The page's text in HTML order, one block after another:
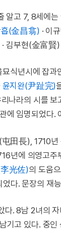
알고 7, 8세에
흡(金昌翕) · 이
김부현(金富賢
식년시에 잡과
윤지완(尹趾完)
나라의 시를 보
에 임명되었다
屯田長), 1710
년에 의영고
光佐)의 도움
다. 문장의 재
다. 8남 2녀의
기고 있다. 중